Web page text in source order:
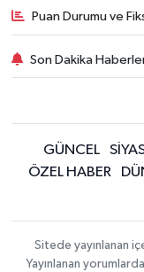
Puan Durumu ve
Son Dakika
GÜNCEL
ÖZEL HABER
Sitede yayınlanan
Yayınlanan